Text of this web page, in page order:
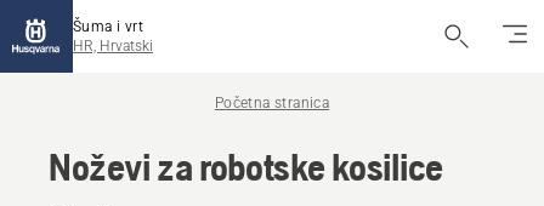
Šuma i vrt
HR, Hrvatski
Početna stranica
Noževi za robotske kosilice